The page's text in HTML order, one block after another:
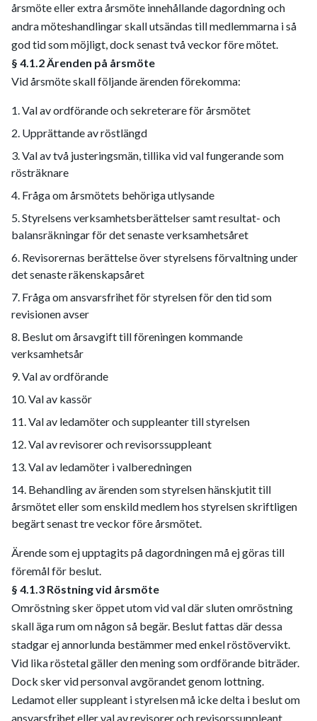
årsmöte eller extra årsmöte innehållande dagordning och
andra möteshandlingar skall utsändas till medlemmarna i så
god tid som möjligt, dock senast två veckor före mötet.
§ 4.1.2 Ärenden på årsmöte
Vid årsmöte skall följande ärenden förekomma:
Val av ordförande och sekreterare för årsmötet
Upprättande av röstlängd
Val av två justeringsmän, tillika vid val fungerande som
rösträknare
Fråga om årsmötets behöriga utlysande
Styrelsens verksamhetsberättelser samt resultat- och
balansräkningar för det senaste verksamhetsåret
Revisorernas berättelse över styrelsens förvaltning under
det senaste räkenskapsåret
Fråga om ansvarsfrihet för styrelsen för den tid som
revisionen avser
Beslut om årsavgift till föreningen kommande
verksamhetsår
Val av ordförande
Val av kassör
Val av ledamöter och suppleanter till styrelsen
Val av revisorer och revisorssuppleant
Val av ledamöter i valberedningen
Behandling av ärenden som styrelsen hänskjutit till
årsmötet eller som enskild medlem hos styrelsen skriftligen
begärt senast tre veckor före årsmötet.
Ärende som ej upptagits på dagordningen må ej göras till
föremål för beslut.
§ 4.1.3 Röstning vid årsmöte
Omröstning sker öppet utom vid val där sluten omröstning
skall äga rum om någon så begär. Beslut fattas där dessa
stadgar ej annorlunda bestämmer med enkel röstövervikt.
Vid lika röstetal gäller den mening som ordförande biträder.
Dock sker vid personval avgörandet genom lottning.
Ledamot eller suppleant i styrelsen må icke delta i beslut om
ansvarsfrihet eller val av revisorer och revisorssuppleant.